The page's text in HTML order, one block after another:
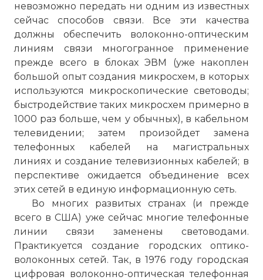
невозможно передать ни одним из известных
сейчас способов связи. Все эти качества
должны обеспечить волоконно-оптическим
линиям связи многогранное применение
прежде всего в блоках ЭВМ (уже накоплен
большой опыт создания микросхем, в которых
используются микроскопические световоды;
быстродействие таких микросхем примерно в
1000 раз больше, чем у обычных), в кабельном
телевидении; затем произойдет замена
телефонных кабелей на магистральных
линиях и создание телевизионных кабелей; в
перспективе ожидается объединение всех
этих сетей в единую информационную сеть.
Во многих развитых странах (и прежде
всего в США) уже сейчас многие телефонные
линии связи заменены световодами.
Практикуется создание городских оптико-
волоконных сетей. Так, в 1976 году городская
цифровая волоконно-оптическая телефонная